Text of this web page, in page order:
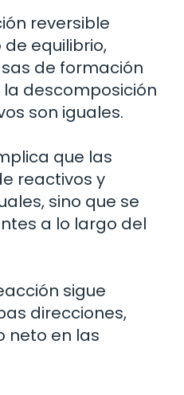
reversible
equilibrio,
de formación
descomposición
son iguales.
que las
reactivos y
sino que se
a lo largo del
sigue
direcciones,
neto en las